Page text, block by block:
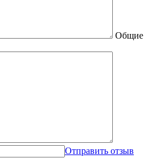
Общие
Отправить отзыв